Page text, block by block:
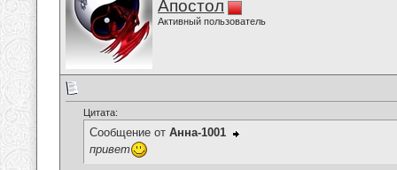
Апостол
Активный пользователь
Цитата:
Сообщение от Анна-1001
привет